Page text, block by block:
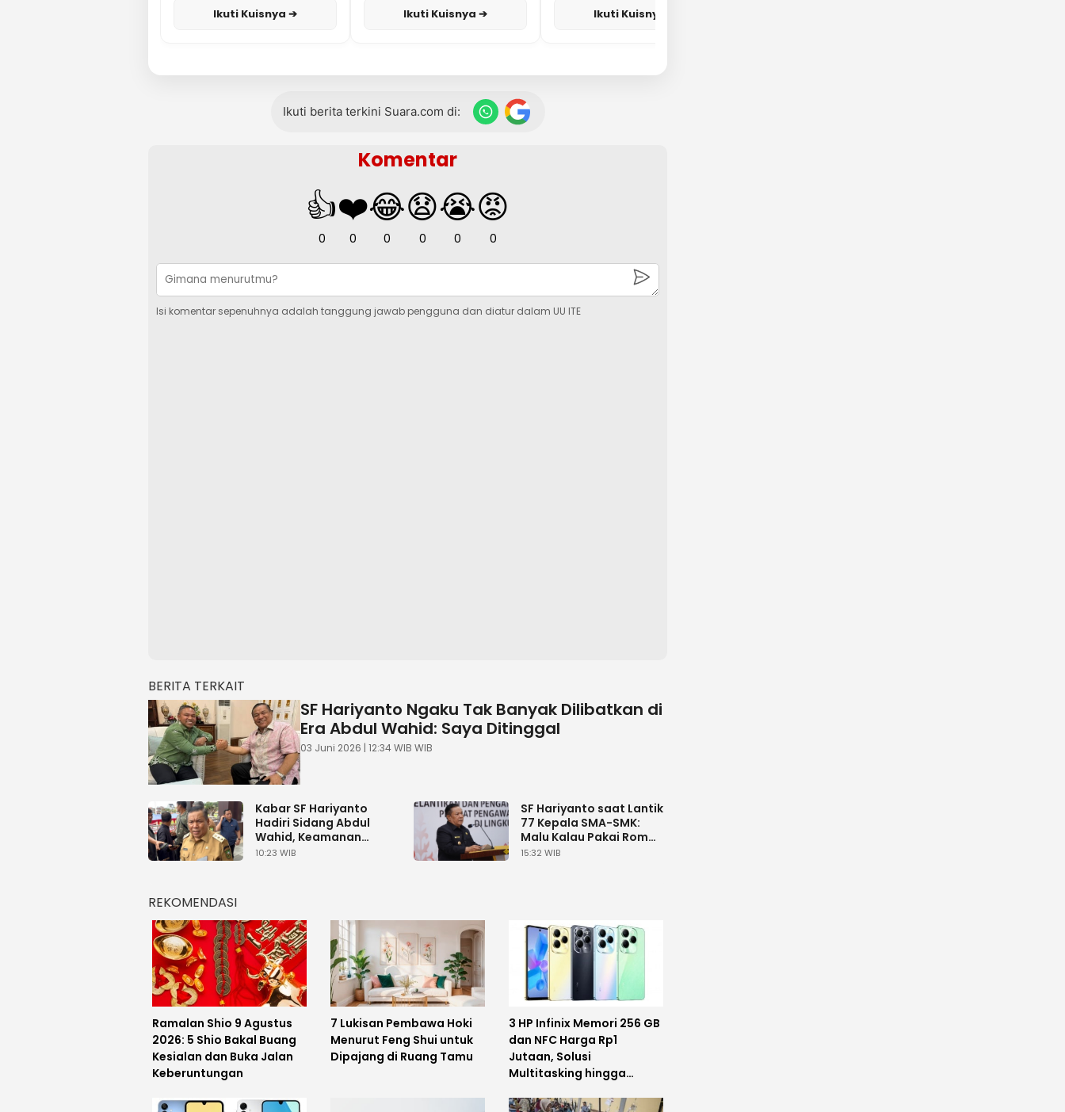
Ikuti Kuisnya ➔ Ikuti Kuisnya ➔ Ikuti Kuisnya ➔
Ikuti berita terkini Suara.com di:
Komentar
👍
0
❤️
0
😂
0
😧
0
😭
0
😡
0
Isi komentar sepenuhnya adalah tanggung jawab pengguna dan diatur dalam UU ITE
BERITA TERKAIT
SF Hariyanto Ngaku Tak Banyak Dilibatkan di
Era Abdul Wahid: Saya Ditinggal
03 Juni 2026 | 12:34 WIB WIB
Kabar SF Hariyanto
Hadiri Sidang Abdul
Wahid, Keamanan
Diperketat
10:23 WIB
SF Hariyanto saat Lantik
77 Kepala SMA-SMK:
Malu Kalau Pakai Rompi
Oranye
15:32 WIB
REKOMENDASI
Ramalan Shio 9 Agustus
2026: 5 Shio Bakal Buang
Kesialan dan Buka Jalan
Keberuntungan
7 Lukisan Pembawa Hoki
Menurut Feng Shui untuk
Dipajang di Ruang Tamu
3 HP Infinix Memori 256 GB
dan NFC Harga Rp1
Jutaan, Solusi
Multitasking hingga